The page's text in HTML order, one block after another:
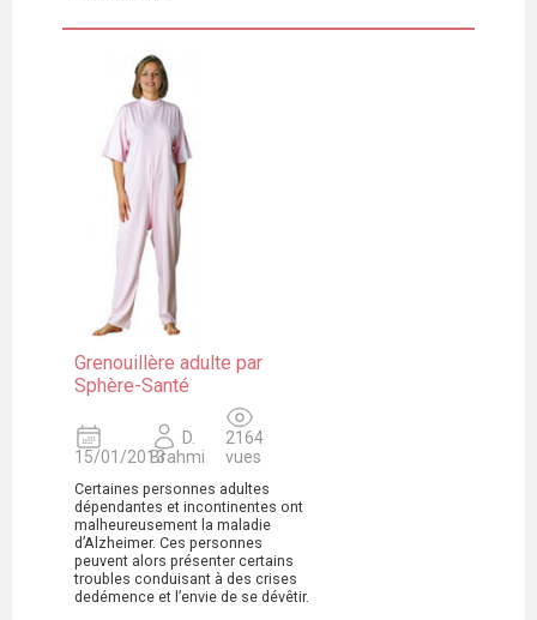
Grenouillère adulte par
Sphère-Santé
15/01/2013
D.
Brahmi
2164
vues
Certaines personnes adultes
dépendantes et incontinentes ont
malheureusement la maladie
d’Alzheimer. Ces personnes
peuvent alors présenter certains
troubles conduisant à des crises
dedémence et l’envie de se dévêtir.